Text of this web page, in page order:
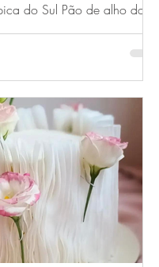
do Sul Pão de alho do